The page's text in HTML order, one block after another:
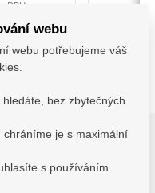
s DPH
Detail
s
2
webu
webu potřebujeme váš
bez zbytečných
chráníme je s maximální
s používáním